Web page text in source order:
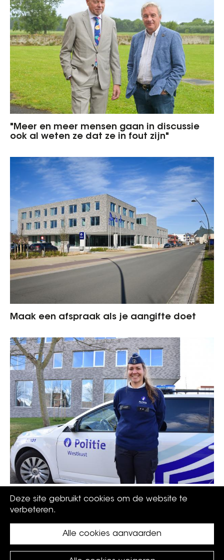
"Meer en meer mensen gaan in discussie
ook al weten ze dat ze in fout zijn"
Maak een afspraak als je aangifte doet
Ken je wijkinspecteur Fien Hillewaere al?
Deze site gebruikt cookies om de website te
verbeteren.
Alle cookies aanvaarden